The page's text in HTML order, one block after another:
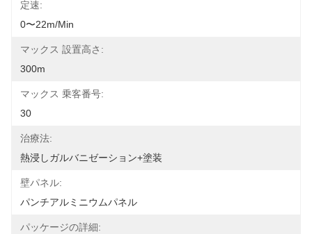
定速:
0〜22m/min
マックス 設置高さ:
300m
マックス 乗客番号:
30
治療法:
熱浸しガルバニゼーション+塗装
壁パネル:
パンチアルミニウムパネル
パッケージの詳細: